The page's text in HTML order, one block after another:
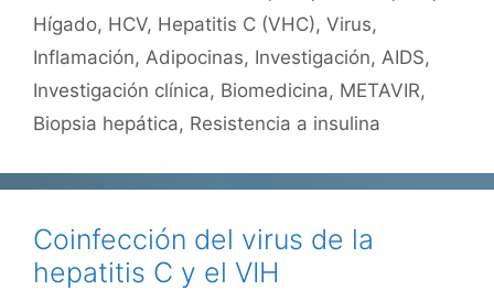
Hígado, HCV, Hepatitis C (VHC), Virus,
Inflamación, Adipocinas, Investigación, AIDS,
Investigación clínica, Biomedicina, METAVIR,
Biopsia hepática, Resistencia a insulina
Coinfección del virus de la
hepatitis C y el VIH